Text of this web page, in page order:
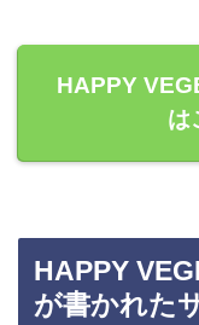
HAPPY
は
HAPPY
が書かれた